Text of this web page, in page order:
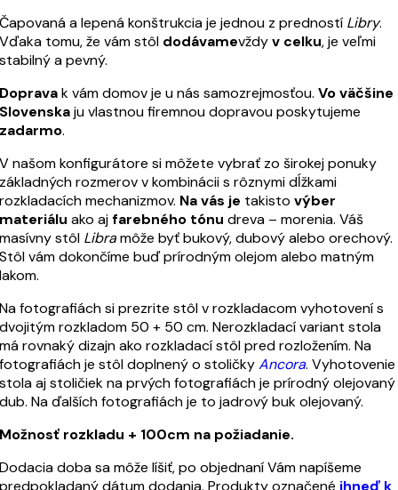
Čapovaná a lepená konštrukcia je jednou z predností Libry.
Vďaka tomu, že vám stôl dodávamevždyv celku, je veľmi
stabilný a pevný.
Dopravak vám domov je u nás samozrejmosťou. Vo väčšine
Slovenskaju vlastnou firemnou dopravou poskytujeme
zadarmo.
V našom konfigurátore si môžete vybrať zo širokej ponuky
základných rozmerov v kombinácii s rôznymi dĺžkami
rozkladacích mechanizmov. Na vás je takisto výber
materiálu ako ajfarebného tónu dreva – morenia. Váš
masívny stôl Libramôže byť bukový, dubový alebo orechový.
Stôl vám dokončíme buď prírodným olejom alebo matným
lakom.
Na fotografiách si prezrite stôl v rozkladacom vyhotovení s
dvojitým rozkladom 50 + 50 cm. Nerozkladací variant stola
má rovnaký dizajn ako rozkladací stôl pred rozložením. Na
fotografiách je stôl doplnený o stoličkyAncora. Vyhotovenie
stola aj stoličiek na prvých fotografiách je prírodný olejovaný
dub. Na ďalších fotografiách je to jadrový buk olejovaný.
Možnosť rozkladu + 100cm na požiadanie.
Dodacia doba sa môže líšiť, po objednaní Vám napíšeme
predpokladaný dátum dodania. Produkty označené ihneď k